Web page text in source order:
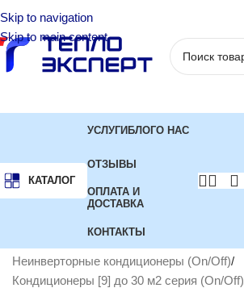
Skip to navigation
Skip to main content
КАТАЛОГ
УСЛУГИБЛОГО НАС
ОТЗЫВЫ
ОПЛАТА И
ДОСТАВКА
КОНТАКТЫ
Неинверторные кондиционеры (On/Off)
Кондиционеры [9] до 30 м2 серия (On/Off)